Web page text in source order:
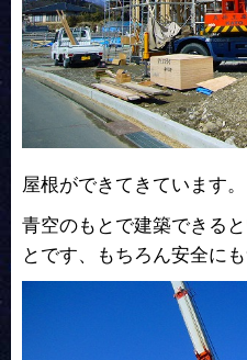
屋根ができてきています。
青空のもとで建築できる
とです、もちろん安全にも